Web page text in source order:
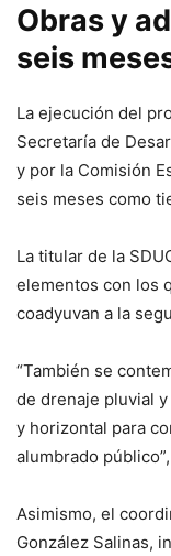
Obras y
seis
La ejecución del
Secretaría de
y por la Comisión
seis meses como
La titular de la
elementos con los
coadyuvan a la
“También se
de drenaje pluvial
y horizontal para
alumbrado
Asimismo, el
González Salinas,